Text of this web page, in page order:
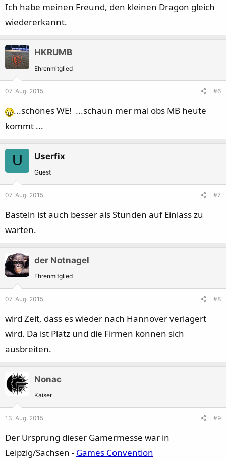
Ich habe meinen Freund, den kleinen Dragon gleich
wiedererkannt.
HKRUMB
Ehrenmitglied
07. Aug. 2015 #6
...schönes WE! ...schaun mer mal obs MB heute
kommt ...
U Userfix
Guest
07. Aug. 2015 #7
Basteln ist auch besser als Stunden auf Einlass zu
warten.
der Notnagel
Ehrenmitglied
07. Aug. 2015 #8
wird Zeit, dass es wieder nach Hannover verlagert
wird. Da ist Platz und die Firmen können sich
ausbreiten.
Nonac
Kaiser
13. Aug. 2015 #9
Der Ursprung dieser Gamermesse war in
Leipzig/Sachsen - Games Convention